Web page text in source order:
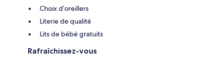
Choix d’oreillers
Literie de qualité
Lits de bébé gratuits
Rafraîchissez-vous